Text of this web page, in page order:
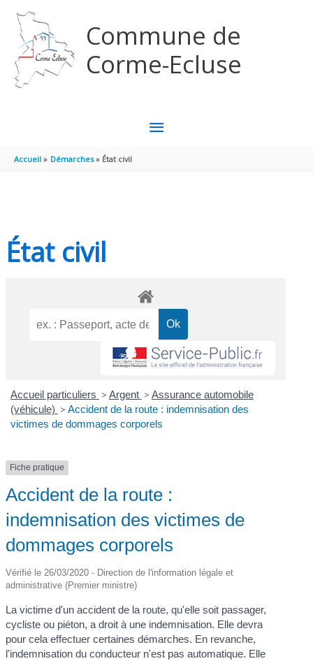
Commune de
Corme-Ecluse
MENU
Accueil Démarches État civil
État civil
Accueil particuliers > Argent > Assurance automobile
(véhicule) > Accident de la route : indemnisation des
victimes de dommages corporels
Fiche pratique
Accident de la route :
indemnisation des victimes de
dommages corporels
Vérifié le 26/03/2020 - Direction de l'information légale et
administrative (Premier ministre)
La victime d'un accident de la route, qu'elle soit passager,
cycliste ou piéton, a droit à une indemnisation. Elle devra
pour cela effectuer certaines démarches. En revanche,
l'indemnisation du conducteur n'est pas automatique. Elle